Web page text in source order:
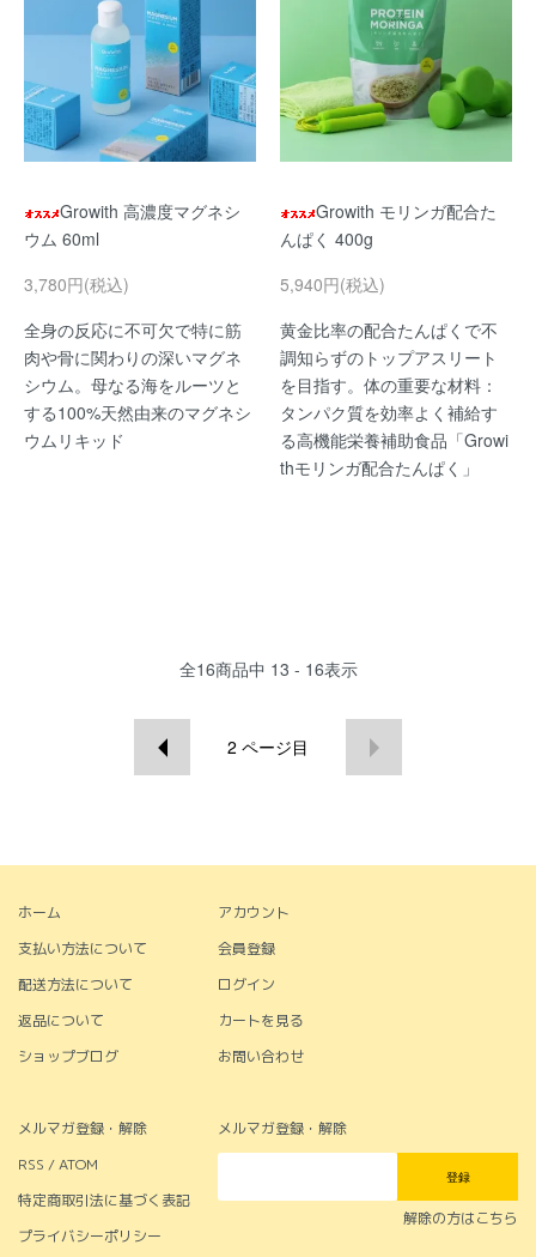
Growith 高濃度マグネシ
ウム 60ml
3,780円(税込)
全身の反応に不可欠で特に筋
肉や骨に関わりの深いマグネ
シウム。母なる海をルーツと
する100%天然由来のマグネシ
ウムリキッド
Growith モリンガ配合た
んぱく 400g
5,940円(税込)
黄金比率の配合たんぱくで不
調知らずのトップアスリート
を目指す。体の重要な材料：
タンパク質を効率よく補給す
る高機能栄養補助食品「Growi
thモリンガ配合たんぱく」
全16商品中 13 - 16表示
2 ページ目
ホーム
支払い方法について
配送方法について
返品について
ショップブログ
アカウント
会員登録
ログイン
カートを見る
お問い合わせ
メルマガ登録・解除
RSS / ATOM
特定商取引法に基づく表記
プライバシーポリシー
メルマガ登録・解除
登録
解除の方はこちら